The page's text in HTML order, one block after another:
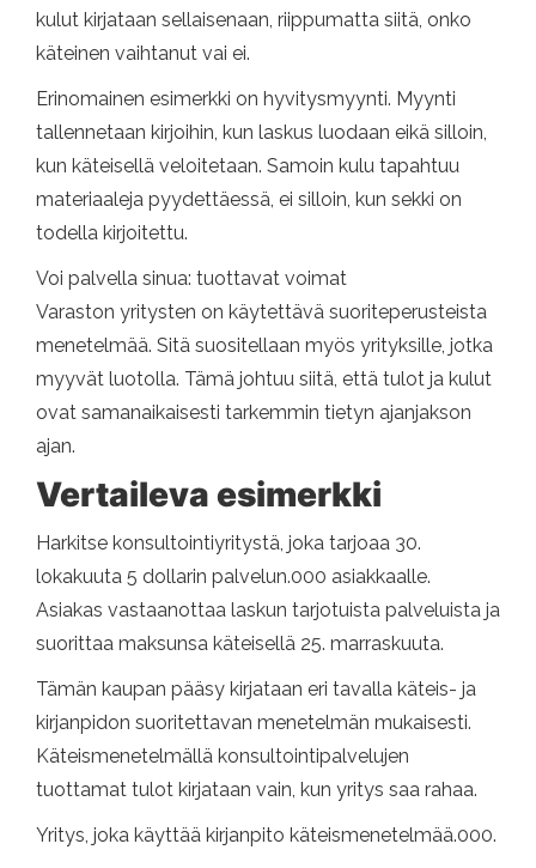
kulut kirjataan sellaisenaan, riippumatta siitä, onko
käteinen vaihtanut vai ei.
Erinomainen esimerkki on hyvitysmyynti. Myynti
tallennetaan kirjoihin, kun laskus luodaan eikä silloin,
kun käteisellä veloitetaan. Samoin kulu tapahtuu
materiaaleja pyydettäessä, ei silloin, kun sekki on
todella kirjoitettu.
Voi palvella sinua: tuottavat voimat
Varaston yritysten on käytettävä suoriteperusteista
menetelmää. Sitä suositellaan myös yrityksille, jotka
myyvät luotolla. Tämä johtuu siitä, että tulot ja kulut
ovat samanaikaisesti tarkemmin tietyn ajanjakson
ajan.
Vertaileva esimerkki
Harkitse konsultointiyritystä, joka tarjoaa 30.
lokakuuta 5 dollarin palvelun.000 asiakkaalle.
Asiakas vastaanottaa laskun tarjotuista palveluista ja
suorittaa maksunsa käteisellä 25. marraskuuta.
Tämän kaupan pääsy kirjataan eri tavalla käteis- ja
kirjanpidon suoritettavan menetelmän mukaisesti.
Käteismenetelmällä konsultointipalvelujen
tuottamat tulot kirjataan vain, kun yritys saa rahaa.
Yritys, joka käyttää kirjanpito käteismenetelmää.000.